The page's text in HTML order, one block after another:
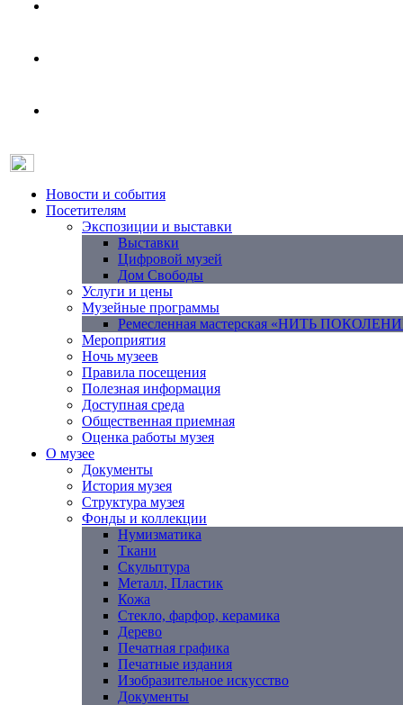
Новости и события
Посетителям
Экспозиции и выставки
Выставки
Цифровой музей
Дом Свободы
Услуги и цены
Музейные программы
Ремесленная мастерская «НИТЬ
Мероприятия
Ночь музеев
Правила посещения
Полезная информация
Доступная среда
Общественная приемная
Оценка работы музея
О музее
Документы
История музея
Структура музея
Фонды и коллекции
Нумизматика
Ткани
Скульптура
Металл, Пластик
Кожа
Стекло, фарфор, керамика
Дерево
Печатная графика
Печатные издания
Изобразительное искусство
Документы